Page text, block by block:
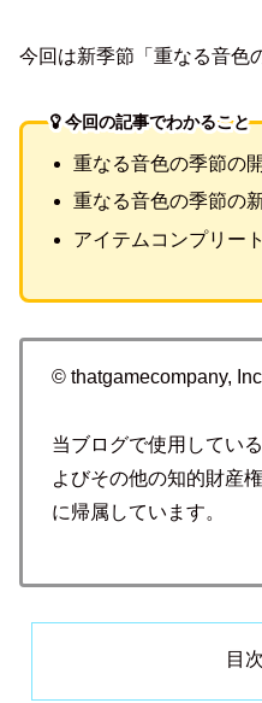
今回は新季節「重なる音色
今回の記事でわかること
重なる音色の季節の
重なる音色の季節の
アイテムコンプリー
© thatgamecompany,
当ブログで使用してい
よびその他の知的財産
に帰属しています。
目次